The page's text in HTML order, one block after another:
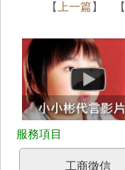
【 上一篇 】 【
工商徵信